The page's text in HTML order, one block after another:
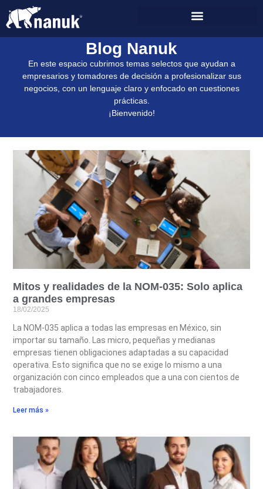
Blog Nanuk
En este espacio cubrimos temas selectos que ayudan a
empresarios y tomadores de decisión a profesionalizar sus
negocios, con un lenguaje claro y enfocado en cuestiones
prácticas.
¡Bienvenido!
Mitos y realidades de la NOM-035: Solo aplica
a grandes empresas​
18/02/2025
La NOM-035 aplica a todas las empresas en México, sin
importar su tamaño. Las micro, pequeñas y medianas
empresas tienen obligaciones adaptadas a su capacidad
operativa. Esto significa que no se exige lo mismo a una
organización con cinco empleados que a una con cientos de
trabajadores.
Leer más »